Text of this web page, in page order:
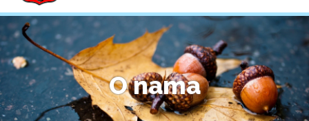
O nama